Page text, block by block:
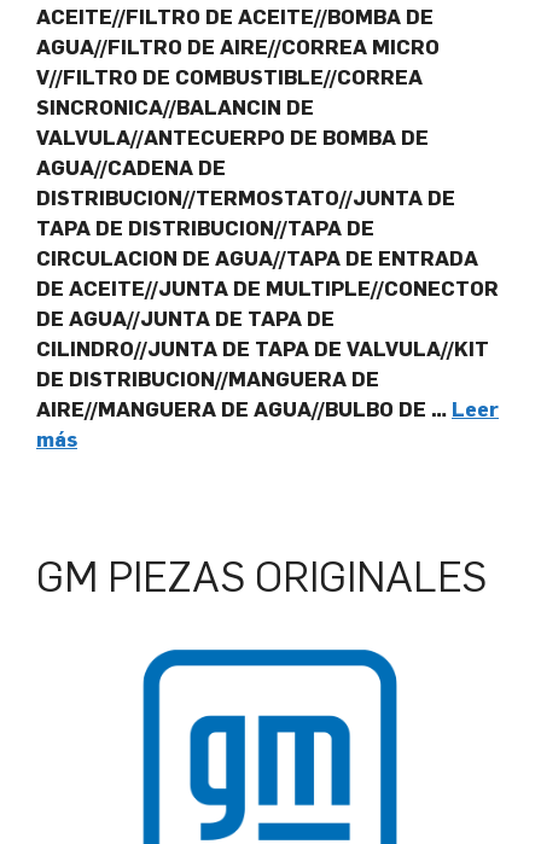
ACEITE//FILTRO DE ACEITE//BOMBA DE
AGUA//FILTRO DE AIRE//CORREA MICRO
V//FILTRO DE COMBUSTIBLE//CORREA
SINCRONICA//BALANCIN DE
VALVULA//ANTECUERPO DE BOMBA DE
AGUA//CADENA DE
DISTRIBUCION//TERMOSTATO//JUNTA DE
TAPA DE DISTRIBUCION//TAPA DE
CIRCULACION DE AGUA//TAPA DE ENTRADA
DE ACEITE//JUNTA DE MULTIPLE//CONECTOR
DE AGUA//JUNTA DE TAPA DE
CILINDRO//JUNTA DE TAPA DE VALVULA//KIT
DE DISTRIBUCION//MANGUERA DE
AIRE//MANGUERA DE AGUA//BULBO DE … Leer
más
GM PIEZAS ORIGINALES